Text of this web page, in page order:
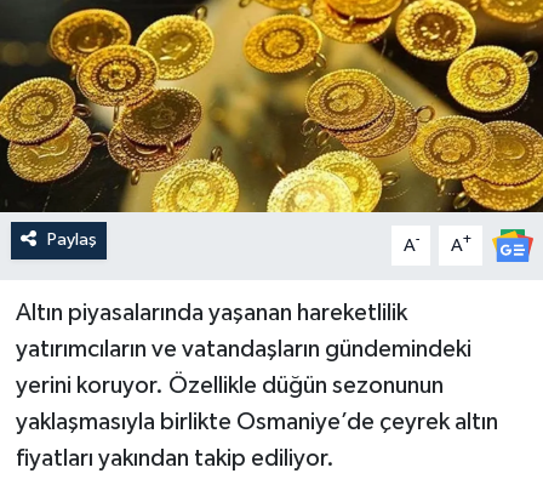
Paylaş A- A+
Altın piyasalarında yaşanan hareketlilik
yatırımcıların ve vatandaşların gündemindeki
yerini koruyor. Özellikle düğün sezonunun
yaklaşmasıyla birlikte Osmaniye’de çeyrek altın
fiyatları yakından takip ediliyor.